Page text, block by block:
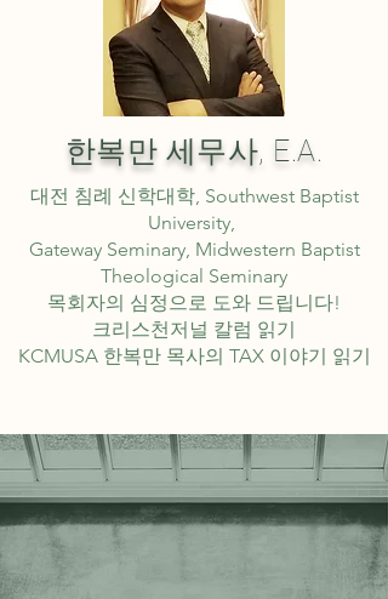
한복만 세무사, E.A.
대전 침례 신학대학, Southwest Baptist
University,
Gateway Seminary, Midwestern Baptist
Theological Seminary
목회자의 심정으로 도와 드립니다!
크리스천저널 칼럼 읽기
KCMUSA 한복만 목사의 TAX 이야기 읽기